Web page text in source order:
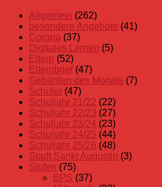
Allgemein (262)
besondere Angebote (41)
Corona (37)
Digitales Lernen (5)
Eltern (52)
Elternbrief(47)
Gebärden des Monats (7)
Schüler (47)
Schuljahr 21/22 (22)
Schuljahr 22/23 (27)
Schuljahr 23/24 (23)
Schuljahr 24/25 (44)
Schuljahr 25/26 (48)
Stadt Sankt Augustin (3)
Stufen (75)
BPS (37)